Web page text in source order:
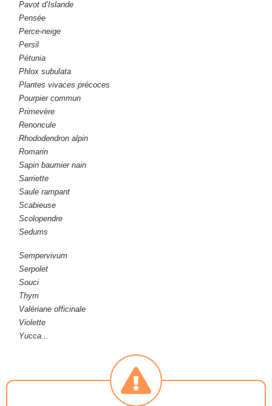
Pavot d’Islande
Pensée
Perce-neige
Persil
Pétunia
Phlox subulata
Plantes vivaces précoces
Pourpier commun
Primevère
Renoncule
Rhododendron alpin
Romarin
Sapin baumier nain
Sarriette
Saule rampant
Scabieuse
Scolopendre
Sedums
Sempervivum
Serpolet
Souci
Thym
Valériane officinale
Violette
Yucca...